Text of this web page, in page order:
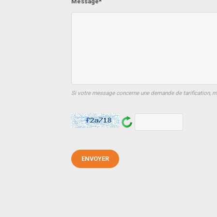
Si votre message concerne une demande de tarification,